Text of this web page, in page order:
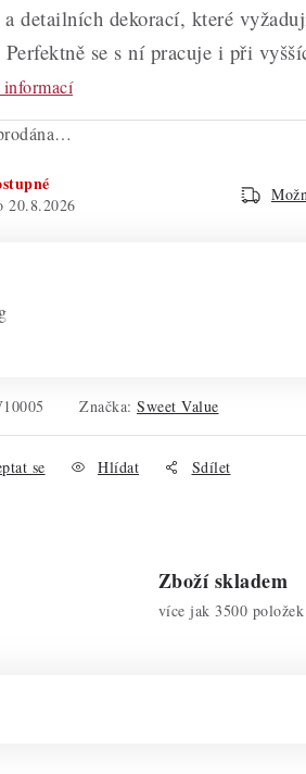
detailních dekorací, které
se s ní pracuje i při
20.8.2026
Značka: Sweet Value
se Hlídat Sdílet
Zboží skladem
více jak 3500 položek